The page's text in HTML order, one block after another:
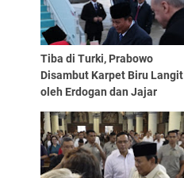
Tiba di Turki, Prabowo
Disambut Karpet Biru Langit
oleh Erdogan dan Jajar